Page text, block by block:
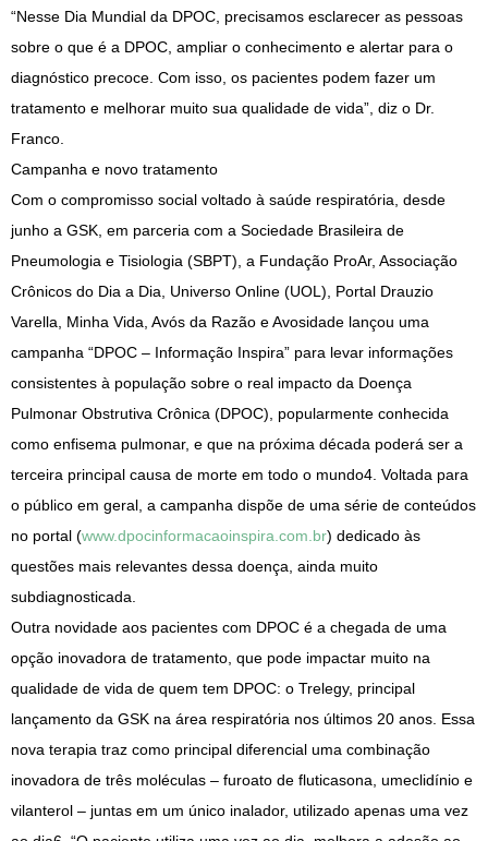
“Nesse Dia Mundial da DPOC, precisamos esclarecer as pessoas
sobre o que é a DPOC, ampliar o conhecimento e alertar para o
diagnóstico precoce. Com isso, os pacientes podem fazer um
tratamento e melhorar muito sua qualidade de vida”, diz o Dr.
Franco.
Campanha e novo tratamento
Com o compromisso social voltado à saúde respiratória, desde
junho a GSK, em parceria com a Sociedade Brasileira de
Pneumologia e Tisiologia (SBPT), a Fundação ProAr, Associação
Crônicos do Dia a Dia, Universo Online (UOL), Portal Drauzio
Varella, Minha Vida, Avós da Razão e Avosidade lançou uma
campanha “DPOC – Informação Inspira” para levar informações
consistentes à população sobre o real impacto da Doença
Pulmonar Obstrutiva Crônica (DPOC), popularmente conhecida
como enfisema pulmonar, e que na próxima década poderá ser a
terceira principal causa de morte em todo o mundo4. Voltada para
o público em geral, a campanha dispõe de uma série de conteúdos
no portal (www.dpocinformacaoinspira.com.br) dedicado às
questões mais relevantes dessa doença, ainda muito
subdiagnosticada.
Outra novidade aos pacientes com DPOC é a chegada de uma
opção inovadora de tratamento, que pode impactar muito na
qualidade de vida de quem tem DPOC: o Trelegy, principal
lançamento da GSK na área respiratória nos últimos 20 anos. Essa
nova terapia traz como principal diferencial uma combinação
inovadora de três moléculas – furoato de fluticasona, umeclidínio e
vilanterol – juntas em um único inalador, utilizado apenas uma vez